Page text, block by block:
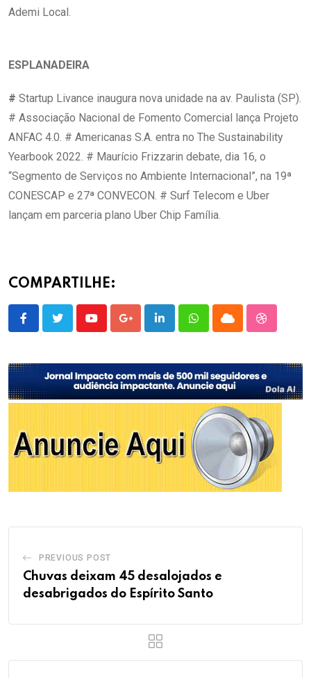
Ademi Local.
ESPLANADEIRA
# Startup Livance inaugura nova unidade na av. Paulista (SP).
# Associação Nacional de Fomento Comercial lança Projeto
ANFAC 4.0. # Americanas S.A. entra no The Sustainability
Yearbook 2022. # Maurício Frizzarin debate, dia 16, o
“Segmento de Serviços no Ambiente Internacional”, na 19ª
CONESCAP e 27ª CONVECON. # Surf Telecom e Uber
lançam em parceria plano Uber Chip Família.
COMPARTILHE:
YoutubeGoogle+LinkedInWhatsappCloud
PREVIOUS POST
Chuvas deixam 45 desalojados e
desabrigados do Espírito Santo